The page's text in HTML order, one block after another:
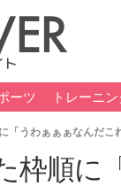
ーツ トレーニ
「うわぁぁぁなんだ
枠順に